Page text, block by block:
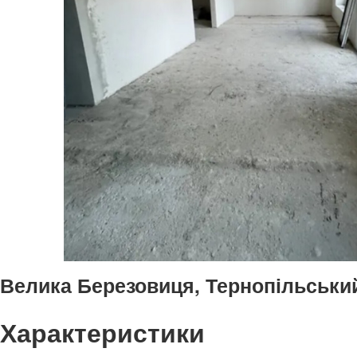
Велика Березовиця,
Характеристики